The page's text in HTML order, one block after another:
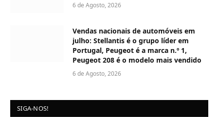
6 de Agosto, 2026
Vendas nacionais de automóveis em
julho: Stellantis é o grupo líder em
Portugal, Peugeot é a marca n.º 1,
Peugeot 208 é o modelo mais vendido
6 de Agosto, 2026
SIGA-NOS!